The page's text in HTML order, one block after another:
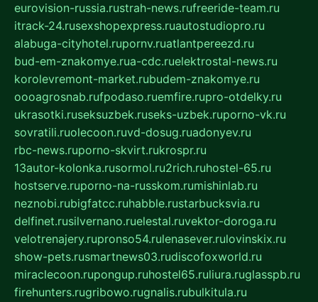
eurovision-russia.rustrah-news.rufreeride-team.ru
itrack-24.rusexshopexpress.ruautostudiopro.ru
alabuga-cityhotel.rupornv.ruatlantpereezd.ru
bud-em-znakomye.rua-cdc.ruelektrostal-news.ru
korolevremont-market.rubudem-znakomye.ru
oooagrosnab.rufpodaso.ruemfire.rupro-otdelky.ru
ukrasotki.ruseksuzbek.ruseks-uzbek.ruporno-vk.ru
sovratili.ruolecoon.ruvd-dosug.ruadonyev.ru
rbc-news.ruporno-skvirt.rukrospr.ru
13autor-kolonka.rusormol.ru2rich.ruhostel-65.ru
hostserve.ruporno-na-russkom.rumishinlab.ru
neznobi.rubigfatcc.ruhabble.rustarbucksvia.ru
delfinet.rusilvernano.ruelestal.ruvektor-doroga.ru
velotrenajery.rupronso54.rulenasever.rulovinskix.ru
show-pets.rusmartnews03.rudiscofoxworld.ru
miraclecoon.rupongup.ruhostel65.ruliura.ruglasspb.ru
firehunters.rugribowo.rugnalis.rubulkitula.ru